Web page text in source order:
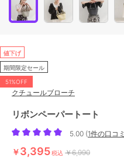
値下げ
期間限定セール
51%OFF
クチュールブローチ
リボンペーパートート
5.00 (1件の口コミ
￥3,395税込 ￥6,990